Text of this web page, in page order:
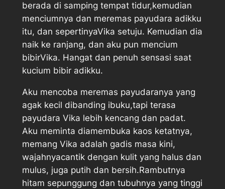
berada di samping tempat tidur,kemudian
menciumnya dan meremas payudara adikku
itu, dan sepertinyaVika setuju. Kemudian dia
naik ke ranjang, dan aku pun mencium
bibirVika. Hangat dan penuh sensasi saat
kucium bibir adikku.
Aku mencoba meremas payudaranya yang
agak kecil dibanding ibuku,tapi terasa
payudara Vika lebih kencang dan padat.
Aku meminta diamembuka kaos ketatnya,
memang Vika adalah gadis masa kini,
wajahnyacantik dengan kulit yang halus dan
mulus, juga putih dan bersih.Rambutnya
hitam sepunggung dan tubuhnya yang tinggi